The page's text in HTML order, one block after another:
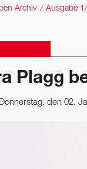
Archiv Ausgabe
Plagg
den 02.